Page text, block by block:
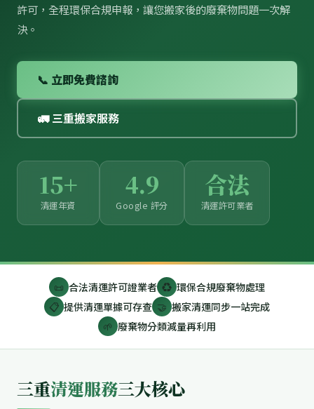
許可，全程環保合規申報，讓您搬家後的廢棄物問題一次解
決。
📞 立即免費諮詢
🚛 三重搬家服務
15+
清運年資
4.9
Google 評分
合法
清運許可業者
📜 合法清運許可證業者 ♻️ 環保合規廢棄物處理
📋 提供清運單據可存查 🤝 搬家清運同步一站完成
🌱 廢棄物分類減量再利用
三重清運服務三大核心